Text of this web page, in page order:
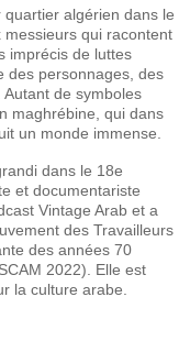
quartier algérien dans le
qui racontent
imprécis de luttes
des personnages, des
de symboles
maghrébine, qui dans
un monde immense.
dans le 18e
et documentariste
Vintage Arab et a
des Travailleurs
des années 70
2022). Elle est
la culture arabe.